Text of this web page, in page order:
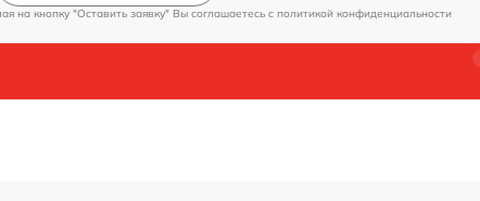
на кнопку "Оставить заявку" Вы соглашаетесь c политикой конфиденциальности